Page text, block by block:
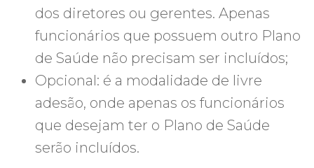
dos diretores ou gerentes. Apenas
funcionários que possuem outro Plano
de Saúde não precisam ser incluídos;
Opcional: é a modalidade de livre
adesão, onde apenas os funcionários
que desejam ter o Plano de Saúde
serão incluídos.